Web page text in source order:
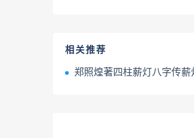
相关推荐
郑照煌著四柱薪灯八字传薪灯续集